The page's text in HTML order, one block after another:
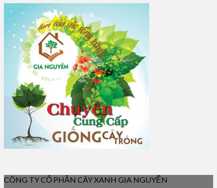
CÔNG TY CỔ PHẦN CÂY XANH GIA NGUYỄN